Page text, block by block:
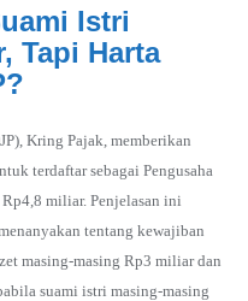
Istri
Tapi Harta
Kring Pajak, memberikan
terdaftar sebagai Pengusaha
miliar. Penjelasan ini
tentang kewajiban
masing-masing Rp3 miliar dan
suami istri masing-masing